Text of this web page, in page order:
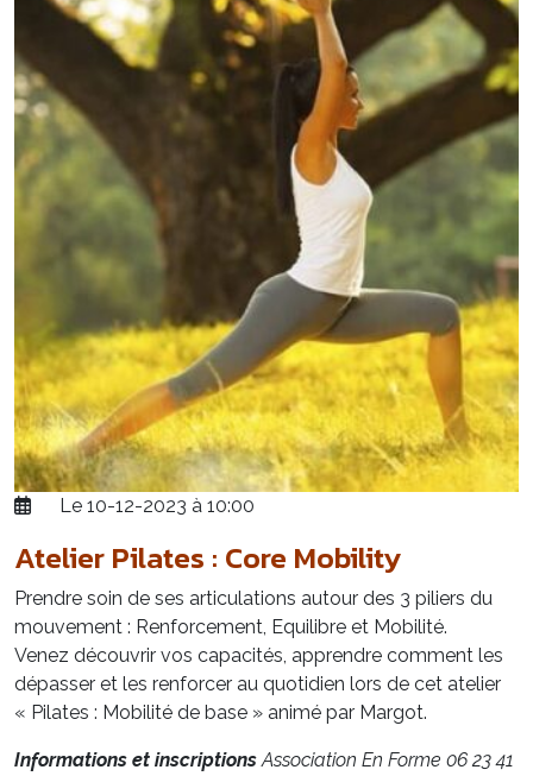
Le 10-12-2023 à 10:00
Atelier Pilates : Core Mobility
Prendre soin de ses articulations autour des 3 piliers du
mouvement : Renforcement, Equilibre et Mobilité.
Venez découvrir vos capacités, apprendre comment les
dépasser et les renforcer au quotidien lors de cet atelier
« Pilates : Mobilité de base » animé par Margot.
Informations et inscriptionsAssociation En Forme 06 23 41